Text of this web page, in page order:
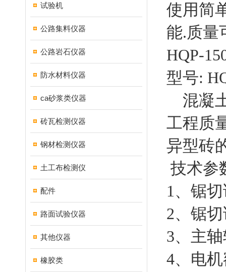
试验机
公路集料仪器
公路岩石仪器
防水材料仪器
ca砂浆类仪器
砖瓦检测仪器
钢材检测仪器
土工布检测仪
配件
路面试验仪器
其他仪器
橡胶类
使用简
能.质量
HQP-
型号:
混凝
工程质
异型砖
技术参
1、锯
2、锯
3、主
4、电